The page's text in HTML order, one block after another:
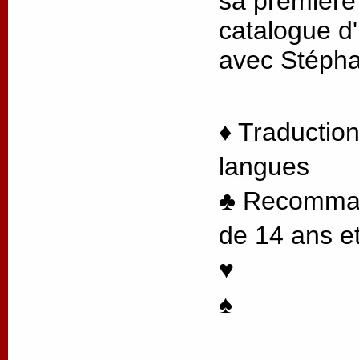
catalogue
avec
♦
langues
♣
de 14 ans
♥
♠